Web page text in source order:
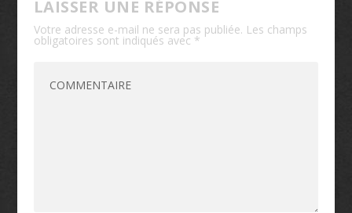
LAISSER UNE RÉPONSE
Votre adresse e-mail ne sera pas publiée. Les champs
obligatoires sont indiqués avec *